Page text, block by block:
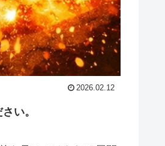
2026.02.12
い。